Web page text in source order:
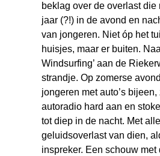
beklag over de overlast die
jaar (?!) in de avond en
van jongeren. Niet óp het
huisjes, maar er buiten.
Windsurfing’ aan de
strandje. Op zomerse
jongeren met auto’s bijeen,
autoradio hard aan en
tot diep in de nacht. Met alle
geluidsoverlast van dien,
inspreker. Een schouw met